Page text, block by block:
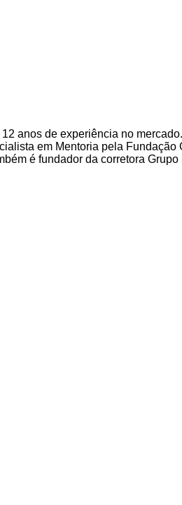
anos de experiência no
em Mentoria pela
é fundador da corretora